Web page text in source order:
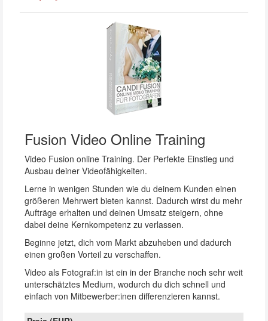
Fusion Video Online Training
Video Fusion online Training. Der Perfekte Einstieg und
Ausbau deiner Videofähigkeiten.
Lerne in wenigen Stunden wie du deinem Kunden einen
größeren Mehrwert bieten kannst. Dadurch wirst du mehr
Aufträge erhalten und deinen Umsatz steigern, ohne
dabei deine Kernkompetenz zu verlassen.
Beginne jetzt, dich vom Markt abzuheben und dadurch
einen großen Vorteil zu verschaffen.
Video als Fotograf:in ist ein in der Branche noch sehr weit
unterschätztes Medium, wodurch du dich schnell und
einfach von Mitbewerber:inen differenzieren kannst.